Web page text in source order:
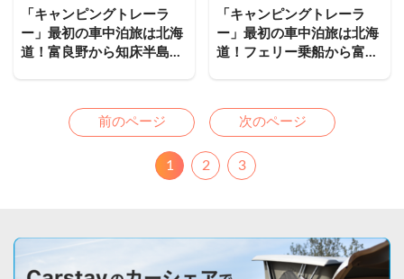
「キャンピングトレーラ
ー」最初の車中泊旅は北海
道！富良野から知床半島へ
「キャンピングトレーラ
ー」最初の車中泊旅は北海
道！フェリー乗船から富良
前のページ Previous次のページ Next
1 2 3